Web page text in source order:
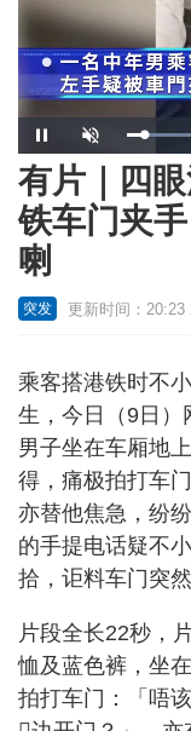
Pause Unmute
有片｜四
铁车门夹
喇
突发 更新时间：20:23
乘客搭港铁时不
生，今日（9日）
男子坐在车厢地
得，痛极拍打车
亦替他焦急，纷
的手提电话疑不
拾，讵料车门突
片段全长22秒，
恤及蓝色裤，坐
拍打车门：「唔